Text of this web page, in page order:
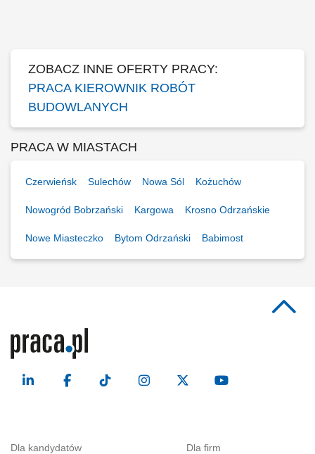
ZOBACZ INNE OFERTY PRACY:
PRACA KIEROWNIK ROBÓT
BUDOWLANYCH
PRACA W MIASTACH
Czerwieńsk Sulechów Nowa Sól Kożuchów
Nowogród Bobrzański Kargowa Krosno Odrzańskie
Nowe Miasteczko Bytom Odrzański Babimost
Dla kandydatów Dla firm